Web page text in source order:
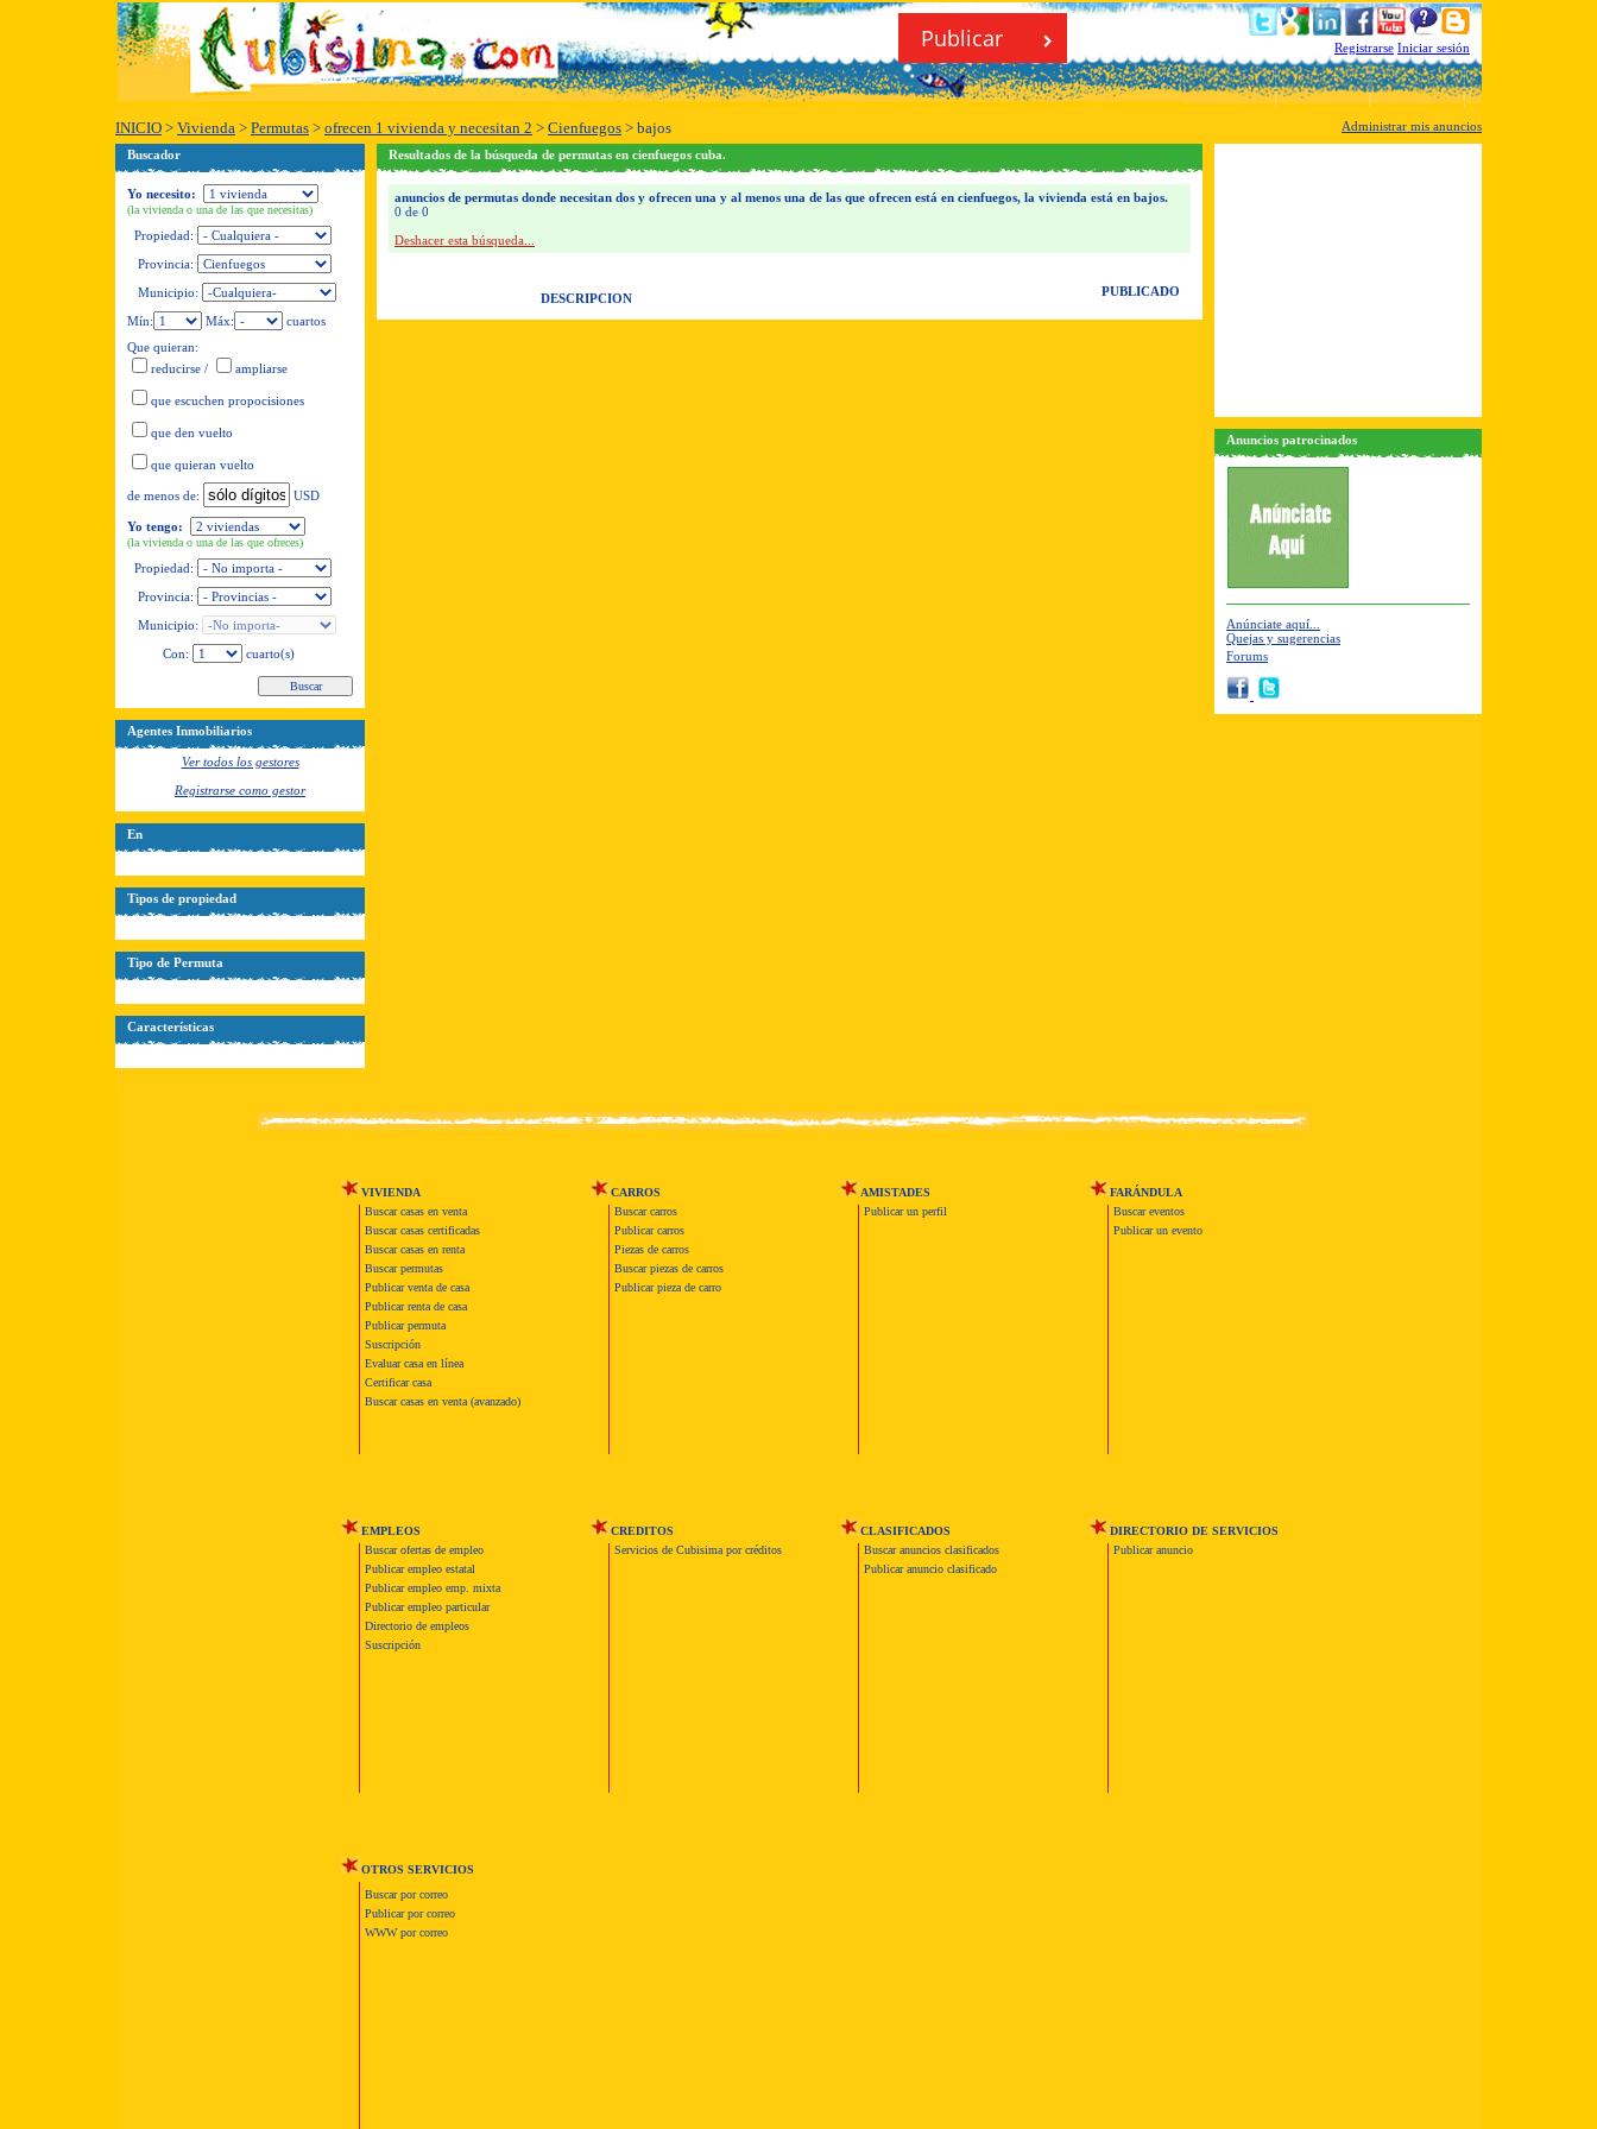
Publicar Registrarse Iniciar sesión
INICIO > Vivienda > Permutas > ofrecen 1 vivienda y necesitan 2 > Cienfuegos > bajos
Administrar mis anuncios
Buscador
Yo necesito:
(la vivienda o una de las que necesitas)
Propiedad:
Provincia:
Municipio:
Mín:
Máx:
cuartos
Que quieran:
reducirse / ampliarse
que escuchen propocisiones
que den vuelto
que quieran vuelto
de menos de: USD
Yo tengo:
(la vivienda o una de las que ofreces)
Propiedad:
Provincia:
Municipio:
Con:
cuarto(s)
Agentes Inmobiliarios
Ver todos los gestores
Registrarse como gestor
En
Tipos de propiedad
Tipo de Permuta
Características
Resultados de la búsqueda de permutas en cienfuegos cuba.
anuncios de permutas donde necesitan dos y ofrecen una y al menos una de las que ofrecen está en cienfuegos, la vivienda está en bajos.
0 de 0
Deshacer esta búsqueda...
DESCRIPCION PUBLICADO
Anuncios patrocinados
Anúnciate aquí...
Quejas y sugerencias
Forums
VIVIENDA
Buscar casas en venta
Buscar casas certificadas
Buscar casas en renta
Buscar permutas
Publicar venta de casa
Publicar renta de casa
Publicar permuta
Suscripción
Evaluar casa en línea
Certificar casa
Buscar casas en venta (avanzado)
CARROS
Buscar carros
Publicar carros
Piezas de carros
Buscar piezas de carros
Publicar pieza de carro
AMISTADES
Publicar un perfil
FARÁNDULA
Buscar eventos
Publicar un evento
EMPLEOS
Buscar ofertas de empleo
Publicar empleo estatal
Publicar empleo emp. mixta
Publicar empleo particular
Directorio de empleos
Suscripción
CREDITOS
Servicios de Cubisima por créditos
CLASIFICADOS
Buscar anuncios clasificados
Publicar anuncio clasificado
DIRECTORIO DE SERVICIOS
Publicar anuncio
OTROS SERVICIOS
Buscar por correo
Publicar por correo
WWW por correo